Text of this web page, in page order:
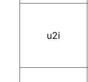
u2i